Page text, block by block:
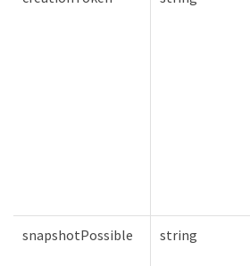
snapshotPossible string